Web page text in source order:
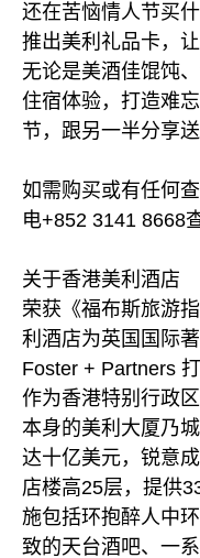
还在苦恼情人节买
推出美利礼品卡，
无论是美酒佳馄饨
住宿体验，打造难
节，跟另一半分享
如需购买或有任何
电+852 3141 8668
关于香港美利酒店
荣获《福布斯旅游
利酒店为英国国际
Foster + Partners
作为香港特别行政
本身的美利大厦乃
达十亿美元，锐意
店楼高25层，提供
施包括环抱醉人中
致的天台酒吧、一